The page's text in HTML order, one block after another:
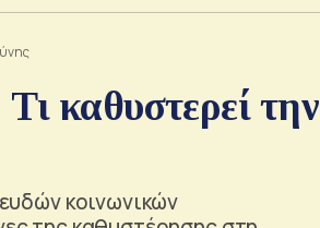
καθυστερεί την
κοινωνικών